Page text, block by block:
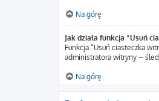
Na górę
Jak działa funkcja “Usuń
Funkcja “Usuń ciasteczka
administratora witryny –
Na górę